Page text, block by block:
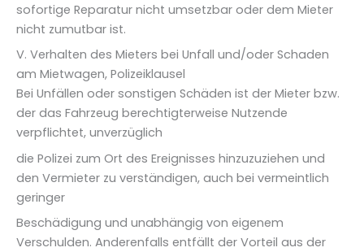
sofortige Reparatur nicht umsetzbar oder dem Mieter
nicht zumutbar ist.
V. Verhalten des Mieters bei Unfall und/oder Schaden
am Mietwagen, Polizeiklausel
Bei Unfällen oder sonstigen Schäden ist der Mieter bzw.
der das Fahrzeug berechtigterweise Nutzende
verpflichtet, unverzüglich
die Polizei zum Ort des Ereignisses hinzuzuziehen und
den Vermieter zu verständigen, auch bei vermeintlich
geringer
Beschädigung und unabhängig von eigenem
Verschulden. Anderenfalls entfällt der Vorteil aus der